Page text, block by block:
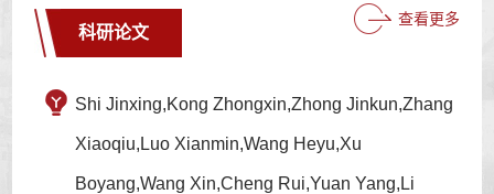
科研论文
查看更多
Shi Jinxing,Kong Zhongxin,Zhong Jinkun,Zhang
Xiaoqiu,Luo Xianmin,Wang Heyu,Xu
Boyang,Wang Xin,Cheng Rui,Yuan Yang,Li